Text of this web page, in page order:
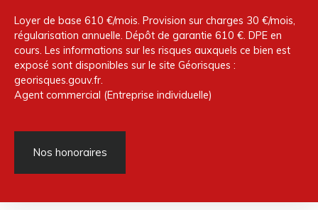
Loyer de base 610 €/mois. Provision sur charges 30 €/mois,
régularisation annuelle. Dépôt de garantie 610 €. DPE en
cours. Les informations sur les risques auxquels ce bien est
exposé sont disponibles sur le site Géorisques :
georisques.gouv.fr.
Agent commercial (Entreprise individuelle)
Nos honoraires